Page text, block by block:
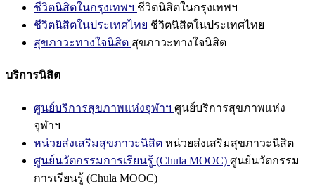
ชีวิตนิสิตในกรุงเทพฯ ชีวิตนิสิตในกรุงเทพฯ
ชีวิตนิสิตในประเทศไทย ชีวิตนิสิตในประเทศไทย
สุขภาวะทางใจนิสิต สุขภาวะทางใจนิสิต
บริการนิสิต
ศูนย์บริการสุขภาพแห่งจุฬาฯ ศูนย์บริการสุขภาพแห่ง
จุฬาฯ
หน่วยส่งเสริมสุขภาวะนิสิต หน่วยส่งเสริมสุขภาวะนิสิต
ศูนย์นวัตกรรมการเรียนรู้ (Chula MOOC) ศูนย์นวัตกรรม
การเรียนรู้ (Chula MOOC)